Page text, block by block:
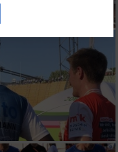
Union weitergegeben und in die
Informationen
zur Auswahl